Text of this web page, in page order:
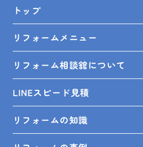
トップ
リフォームメニュー
リフォーム相談舘について
LINEスピード見積
リフォームの知識
リフォームの事例
ショールーム来店予約
無料見積依頼
お問い合せ
プライバシーポリシー